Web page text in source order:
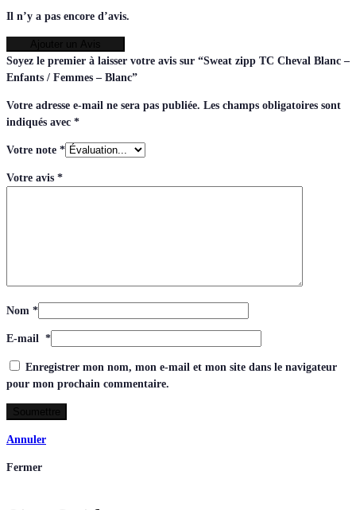
Il n’y a pas encore d’avis.
Soyez le premier à laisser votre avis sur “Sweat zipp TC Cheval Blanc –
Enfants / Femmes – Blanc”
Votre adresse e-mail ne sera pas publiée. Les champs obligatoires sont
indiqués avec *
Votre note *
Votre avis *
Nom *
E-mail *
Enregistrer mon nom, mon e-mail et mon site dans le navigateur
pour mon prochain commentaire.
Annuler
Fermer